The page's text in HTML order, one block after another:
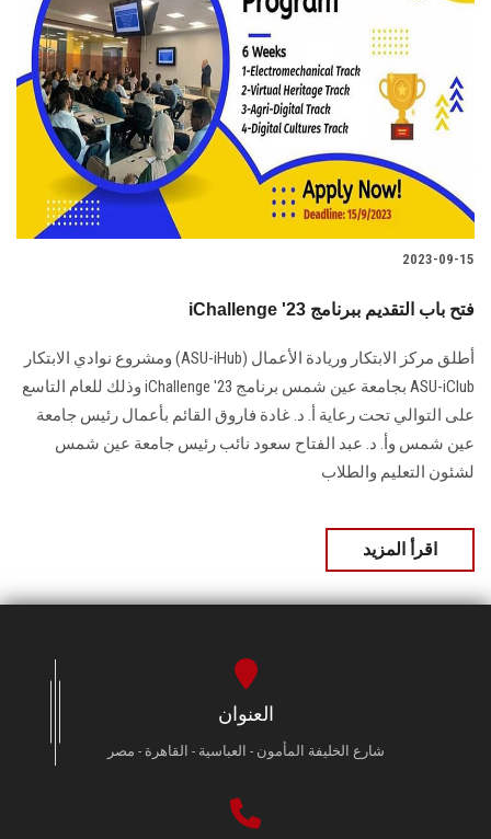
2023-09-15
iChallenge '23 فتح باب التقديم ببرنامج
أطلق مركز الابتكار وريادة الأعمال (ASU-iHub) ومشروع نوادي الابتكار
ASU-iClub بجامعة عين شمس برنامج iChallenge '23 وذلك للعام التاسع
على التوالي تحت رعاية أ. د. غادة فاروق القائم بأعمال رئيس جامعة
عين شمس وأ. د. عبد الفتاح سعود نائب رئيس جامعة عين شمس
لشئون التعليم والطلاب
اقرأ المزيد
العنوان
شارع الخليفة المأمون - العباسية - القاهرة - مصر